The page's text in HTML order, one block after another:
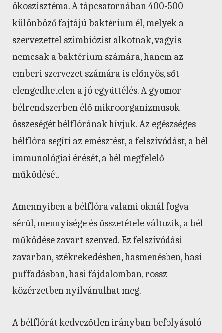
ökoszisztéma. A tápcsatornában 400-500
különböző fajtájú baktérium él, melyek a
szervezettel szimbiózist alkotnak, vagyis
nemcsak a baktérium számára, hanem az
emberi szervezet számára is előnyös, sőt
elengedhetelen a jó együttélés. A gyomor-
bélrendszerben élő mikroorganizmusok
összeségét bélflórának hívjuk. Az egészséges
bélflóra segíti az emésztést, a felszívódást, a bél
immunológiai érését, a bél megfelelő
működését.
Amennyiben a bélflóra valami oknál fogva
sérül, mennyisége és összetétele változik, a bél
működése zavart szenved. Ez felszívódási
zavarban, székrekedésben, hasmenésben, hasi
puffadásban, hasi fájdalomban, rossz
közérzetben nyilvánulhat meg.
A bélflórát kedvezőtlen irányban befolyásoló